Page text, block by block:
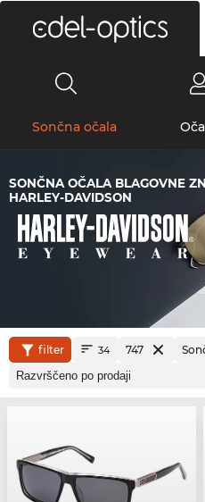
Sončna očala
SONČNA OČALA BLAGOVNE
HARLEY-DAVIDSON
filter 34 747